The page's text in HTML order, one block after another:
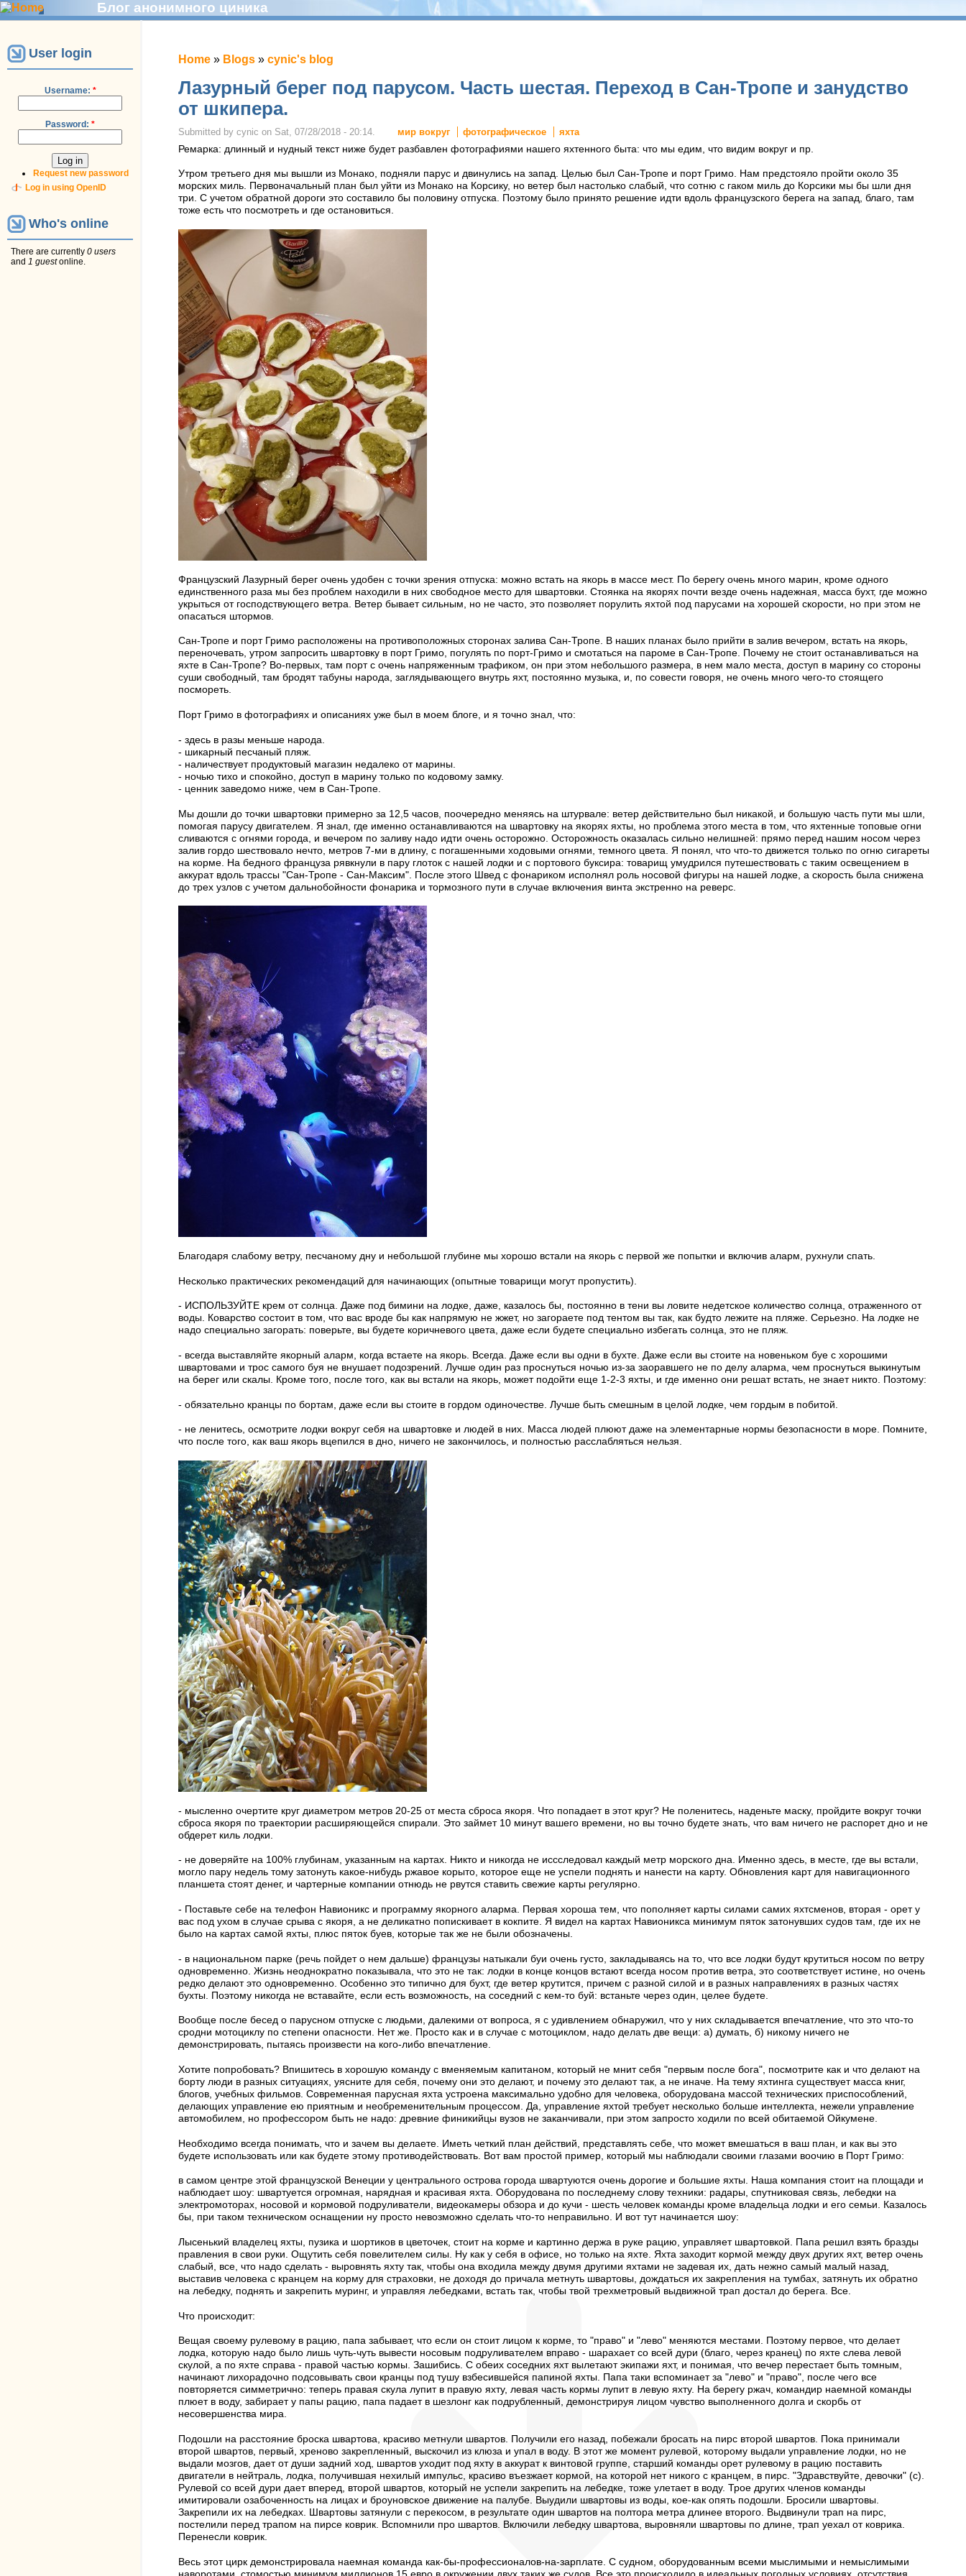
Блог анонимного циника
User login
Username: *
Password: *
Request new password
Log in using OpenID
Who's online
There are currently 0 users
and 1 guestonline.
Home » Blogs » cynic's blog
Лазурный берег под парусом. Часть шестая. Переход в Сан-Тропе и занудство
от шкипера.
Submitted by cynic on Sat, 07/28/2018 - 20:14. мир вокруг фотографическое
яхта
Ремарка: длинный и нудный текст ниже будет разбавлен фотографиями нашего яхтенного быта: что мы едим, что видим вокруг и пр.
Утром третьего дня мы вышли из Монако, подняли парус и двинулись на запад. Целью был Сан-Тропе и порт Гримо. Нам предстояло пройти около 35
морских миль. Первоначальный план был уйти из Монако на Корсику, но ветер был настолько слабый, что сотню с гаком миль до Корсики мы бы шли дня
три. С учетом обратной дороги это составило бы половину отпуска. Поэтому было принято решение идти вдоль французского берега на запад, благо, там
тоже есть что посмотреть и где остановиться.
Французский Лазурный берег очень удобен с точки зрения отпуска: можно встать на якорь в массе мест. По берегу очень много марин, кроме одного
единственного раза мы без проблем находили в них свободное место для швартовки. Стоянка на якорях почти везде очень надежная, масса бухт, где можно
укрыться от господствующего ветра. Ветер бывает сильным, но не часто, это позволяет порулить яхтой под парусами на хорошей скорости, но при этом не
опасаться штормов.
Сан-Тропе и порт Гримо расположены на противоположных сторонах залива Сан-Тропе. В наших планах было прийти в залив вечером, встать на якорь,
переночевать, утром запросить швартовку в порт Гримо, погулять по порт-Гримо и смотаться на пароме в Сан-Тропе. Почему не стоит останавливаться на
яхте в Сан-Тропе? Во-первых, там порт с очень напряженным трафиком, он при этом небольшого размера, в нем мало места, доступ в марину со стороны
суши свободный, там бродят табуны народа, заглядывающего внутрь яхт, постоянно музыка, и, по совести говоря, не очень много чего-то стоящего
посмореть.
Порт Гримо в фотографиях и описаниях уже был в моем блоге, и я точно знал, что:
- здесь в разы меньше народа.
- шикарный песчаный пляж.
- наличествует продуктовый магазин недалеко от марины.
- ночью тихо и спокойно, доступ в марину только по кодовому замку.
- ценник заведомо ниже, чем в Сан-Тропе.
Мы дошли до точки швартовки примерно за 12,5 часов, поочередно меняясь на штурвале: ветер действительно был никакой, и большую часть пути мы шли,
помогая парусу двигателем. Я знал, где именно останавливаются на швартовку на якорях яхты, но проблема этого места в том, что яхтенные топовые огни
сливаются с огнями города, и вечером по заливу надо идти очень осторожно. Осторожность оказалась сильно нелишней: прямо перед нашим носом через
залив гордо шествовало нечто, метров 7-ми в длину, с погашенными ходовыми огнями, темного цвета. Я понял, что что-то движется только по огню сигареты
на корме. На бедного француза рявкнули в пару глоток с нашей лодки и с портового буксира: товарищ умудрился путешествовать с таким освещением в
аккурат вдоль трассы "Сан-Тропе - Сан-Максим". После этого Швед с фонариком исполнял роль носовой фигуры на нашей лодке, а скорость была снижена
до трех узлов с учетом дальнобойности фонарика и тормозного пути в случае включения винта экстренно на реверс.
Благодаря слабому ветру, песчаному дну и небольшой глубине мы хорошо встали на якорь с первой же попытки и включив аларм, рухнули спать.
Несколько практических рекомендаций для начинающих (опытные товарищи могут пропустить).
- ИСПОЛЬЗУЙТЕ крем от солнца. Даже под бимини на лодке, даже, казалось бы, постоянно в тени вы ловите недетское количество солнца, отраженного от
воды. Коварство состоит в том, что вас вроде бы как напрямую не жжет, но загораете под тентом вы так, как будто лежите на пляже. Серьезно. На лодке не
надо специально загорать: поверьте, вы будете коричневого цвета, даже если будете специально избегать солнца, это не пляж.
- всегда выставляйте якорный аларм, когда встаете на якорь. Всегда. Даже если вы одни в бухте. Даже если вы стоите на новеньком буе с хорошими
швартовами и трос самого буя не внушает подозрений. Лучше один раз проснуться ночью из-за заоравшего не по делу аларма, чем проснуться выкинутым
на берег или скалы. Кроме того, после того, как вы встали на якорь, может подойти еще 1-2-3 яхты, и где именно они решат встать, не знает никто. Поэтому:
- обязательно кранцы по бортам, даже если вы стоите в гордом одиночестве. Лучше быть смешным в целой лодке, чем гордым в побитой.
- не ленитесь, осмотрите лодки вокруг себя на швартовке и людей в них. Масса людей плюют даже на элементарные нормы безопасности в море. Помните,
что после того, как ваш якорь вцепился в дно, ничего не закончилось, и полностью расслабляться нельзя.
- мысленно очертите круг диаметром метров 20-25 от места сброса якоря. Что попадает в этот круг? Не поленитесь, наденьте маску, пройдите вокруг точки
сброса якоря по траектории расширяющейся спирали. Это займет 10 минут вашего времени, но вы точно будете знать, что вам ничего не распорет дно и не
обдерет киль лодки.
- не доверяйте на 100% глубинам, указанным на картах. Никто и никогда не иссследовал каждый метр морского дна. Именно здесь, в месте, где вы встали,
могло пару недель тому затонуть какое-нибудь ржавое корыто, которое еще не успели поднять и нанести на карту. Обновления карт для навигационного
планшета стоят денег, и чартерные компании отнюдь не рвутся ставить свежие карты регулярно.
- Поставьте себе на телефон Навионикс и программу якорного аларма. Первая хороша тем, что пополняет карты силами самих яхтсменов, вторая - орет у
вас под ухом в случае срыва с якоря, а не деликатно попискивает в кокпите. Я видел на картах Навионикса минимум пяток затонувших судов там, где их не
было на картах самой яхты, плюс пяток буев, которые так же не были обозначены.
- в национальном парке (речь пойдет о нем дальше) французы натыкали буи очень густо, закладываясь на то, что все лодки будут крутиться носом по ветру
одновременно. Жизнь неоднократно показывала, что это не так: лодки в конце концов встают всегда носом против ветра, это соответствует истине, но очень
редко делают это одновременно. Особенно это типично для бухт, где ветер крутится, причем с разной силой и в разных направлениях в разных частях
бухты. Поэтому никогда не вставайте, если есть возможность, на соседний с кем-то буй: встаньте через один, целее будете.
Вообще после бесед о парусном отпуске с людьми, далекими от вопроса, я с удивлением обнаружил, что у них складывается впечатление, что это что-то
сродни мотоциклу по степени опасности. Нет же. Просто как и в случае с мотоциклом, надо делать две вещи: а) думать, б) никому ничего не
демонстрировать, пытаясь произвести на кого-либо впечатление.
Хотите попробовать? Впишитесь в хорошую команду с вменяемым капитаном, который не мнит себя "первым после бога", посмотрите как и что делают на
борту люди в разных ситуациях, уясните для себя, почему они это делают, и почему это делают так, а не иначе. На тему яхтинга существует масса книг,
блогов, учебных фильмов. Современная парусная яхта устроена максимально удобно для человека, оборудована массой технических приспособлений,
делающих управление ею приятным и необременительным процессом. Да, управление яхтой требует несколько больше интеллекта, нежели управление
автомобилем, но профессором быть не надо: древние финикийцы вузов не заканчивали, при этом запросто ходили по всей обитаемой Ойкумене.
Необходимо всегда понимать, что и зачем вы делаете. Иметь четкий план действий, представлять себе, что может вмешаться в ваш план, и как вы это
будете использовать или как будете этому противодействовать. Вот вам простой пример, который мы наблюдали своими глазами воочию в Порт Гримо:
в самом центре этой французской Венеции у центрального острова города швартуются очень дорогие и большие яхты. Наша компания стоит на площади и
наблюдает шоу: швартуется огромная, нарядная и красивая яхта. Оборудована по последнему слову техники: радары, спутниковая связь, лебедки на
электромоторах, носовой и кормовой подруливатели, видеокамеры обзора и до кучи - шесть человек команды кроме владельца лодки и его семьи. Казалось
бы, при таком техническом оснащении ну просто невозможно сделать что-то неправильно. И вот тут начинается шоу:
Лысенький владелец яхты, пузика и шортиков в цветочек, стоит на корме и картинно держа в руке рацию, управляет швартовкой. Папа решил взять бразды
правления в свои руки. Ощутить себя повелителем силы. Ну как у себя в офисе, но только на яхте. Яхта заходит кормой между двух других яхт, ветер очень
слабый, все, что надо сделать - выровнять яхту так, чтобы она входила между двумя другими яхтами не задевая их, дать нежно самый малый назад,
выставив человека с кранцем на корму для страховки, не доходя до причала метнуть швартовы, дождаться их закрепления на тумбах, затянуть их обратно
на лебедку, поднять и закрепить муринг, и управляя лебедками, встать так, чтобы твой трехметровый выдвижной трап достал до берега. Все.
Что происходит:
Вещая своему рулевому в рацию, папа забывает, что если он стоит лицом к корме, то "право" и "лево" меняются местами. Поэтому первое, что делает
лодка, которую надо было лишь чуть-чуть вывести носовым подруливателем вправо - шарахает со всей дури (благо, через кранец) по яхте слева левой
скулой, а по яхте справа - правой частью кормы. Зашибись. С обеих соседних яхт вылетают экипажи яхт, и понимая, что вечер перестает быть томным,
начинают лихорадочно подсовывать свои кранцы под тушу взбесившейся папиной яхты. Папа таки вспоминает за "лево" и "право", после чего все
повторяется симметрично: теперь правая скула лупит в правую яхту, левая часть кормы лупит в левую яхту. На берегу ржач, командир наемной команды
плюет в воду, забирает у папы рацию, папа падает в шезлонг как подрубленный, демонстрируя лицом чувство выполненного долга и скорбь от
несовершенства мира.
Подошли на расстояние броска швартова, красиво метнули швартов. Получили его назад, побежали бросать на пирс второй швартов. Пока принимали
второй швартов, первый, хреново закрепленный, выскочил из клюза и упал в воду. В этот же момент рулевой, которому выдали управление лодки, но не
выдали мозгов, дает от души задний ход, швартов уходит под яхту в аккурат к винтовой группе, старший команды орет рулевому в рацию поставить
двигатели в нейтраль, лодка, получившая нехилый импульс, красиво въезжает кормой, на которой нет никого с кранцем, в пирс. "Здравствуйте, девочки" (с).
Рулевой со всей дури дает вперед, второй швартов, который не успели закрепить на лебедке, тоже улетает в воду. Трое других членов команды
имитировали озабоченность на лицах и броуновское движение на палубе. Выудили швартовы из воды, кое-как опять подошли. Бросили швартовы.
Закрепили их на лебедках. Швартовы затянули с перекосом, в результате один швартов на полтора метра длинее второго. Выдвинули трап на пирс,
постелили перед трапом на пирсе коврик. Вспомнили про швартов. Включили лебедку швартова, выровняли швартовы по длине, трап уехал от коврика.
Перенесли коврик.
Весь этот цирк демонстрировала наемная команда как-бы-профессионалов-на-зарплате. С судном, оборудованным всеми мыслимыми и немыслимыми